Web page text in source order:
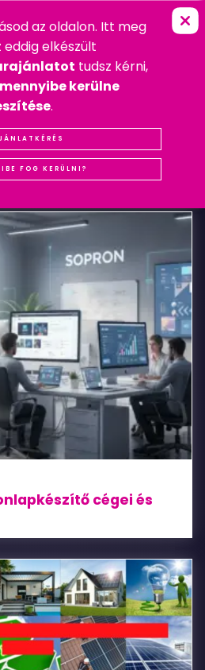
NDÉGHÁ FŐOLDAL
LOGÓ
2009. ÁPRILIS 10. PÉNTEK
LOGÓ
,
WEBDESIGN
#REFERENCIA #SOPRON
BEJEGYZÉSEK
cégei és
az oldalon. Itt meg
elkészült
tudsz kérni,
kerülne
.
FOG KERÜLNI?